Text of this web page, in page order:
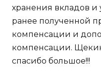
хранения вкладов и
ранее полученной
компенсации и
компенсации.
спасибо большое!!!